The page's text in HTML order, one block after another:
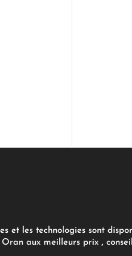
et les technologies sont
aux meilleurs prix ,